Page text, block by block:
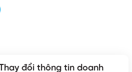
Thay đổi thông tin doanh